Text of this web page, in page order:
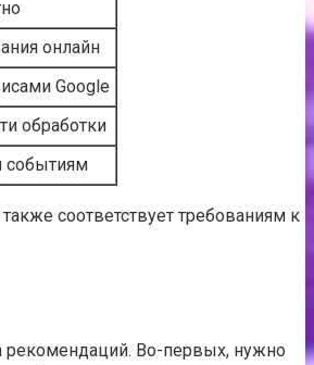
онлайн
Google
обработки
событиям
соответствует требованиям к
рекомендаций. Во-первых, нужно